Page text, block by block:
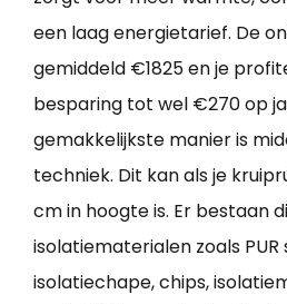
een laag energietarief. De
gemiddeld €1825 en je
besparing tot wel €270 op
gemakkelijkste manier is
techniek. Dit kan als je
cm in hoogte is. Er bestaan
isolatiematerialen zoals PUR
isolatiechape, chips,